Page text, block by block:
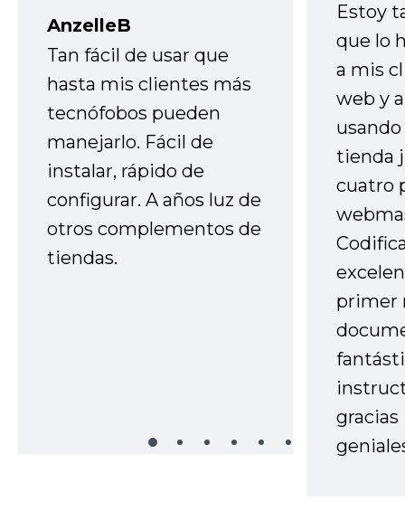
AnzelleB
Tan fácil de usar que
hasta mis clientes más
tecnófobos pueden
manejarlo. Fácil de
instalar, rápido de
configurar. A años luz de
otros complementos de
tiendas.
Estoy
que lo
a mis
web y
tienda
cuatro
primer
gracias